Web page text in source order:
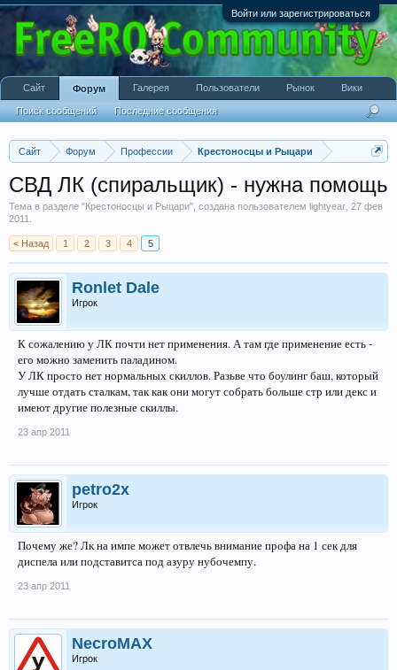
Войти или зарегистрироваться
Сайт Форум Профессии Крестоносцы и Рыцари
СВД ЛК (спиральщик) - нужна помощь
Тема в разделе "Крестоносцы и Рыцари", создана пользователем lightyear 27 фев
2011
< Назад 1 2 3 4 5
Ronlet Dale
Игрок
К сожалению у ЛК почти нет применения. А там где применение есть -
его можно заменить паладином.
У ЛК просто нет нормальных скиллов. Разьве что боулинг баш, который
лучше отдать сталкам, так как они могут собрать больше стр или декс и
имеют другие полезные скиллы.
23 апр 2011
petro2x
Игрок
Почему же? Лк на импе может отвлечь внимание профа на 1 сек для
диспела или подставитса под азуру нубочемпу.
23 апр 2011
NecroMAX
Игрок
Сайт Форум
Поиск сообщений Последние сообщения
Галерея Пользователи Рынок Вики